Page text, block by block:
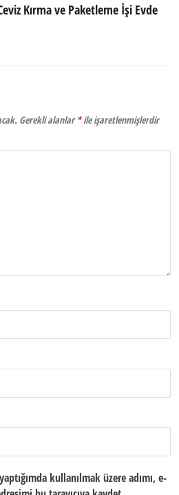
Kırma ve Paketleme İşi Evde
Gerekli alanlar*ile işaretlenmişlerdir
kullanılmak üzere adımı, e-